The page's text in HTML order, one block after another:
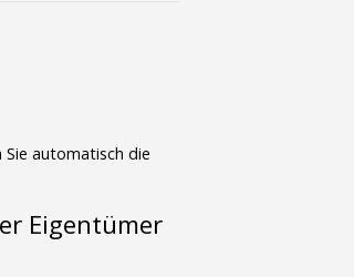
Sie automatisch die
Eigentümer